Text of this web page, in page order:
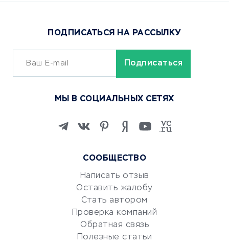
Сервисы доставки
ОБУЧЕНИЕ И РАБОТА
Изучение иностранных
Маркетинг и продажи
Репетиторство
Красота и здоровье
Сервисы по поиску работы
Сетевой маркетинг
СООБЩЕСТВО
Написать отзыв
Оставить жалобу
Стать автором
Проверка компаний
Обратная связь
Полезные статьи
ПОДПИСАТЬСЯ НА РАССЫЛКУ
МЫ В СОЦИАЛЬНЫХ СЕТЯХ